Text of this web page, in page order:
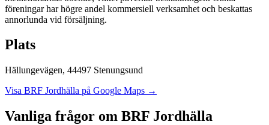
föreningar har högre andel kommersiell verksamhet och beskattas
annorlunda vid försäljning.
Plats
Hällungevägen, 44497 Stenungsund
Visa BRF Jordhälla på Google Maps →
Vanliga frågor om BRF Jordhälla